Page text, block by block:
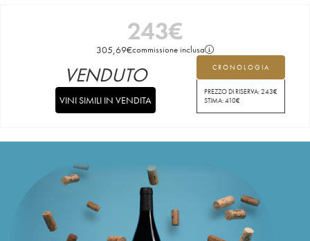
243€
305,69€commissione inclusa
CRONOLOGIA
PREZZO DI RISERVA:243€
STIMA:410€
VENDUTO
VINI SIMILI IN VENDITA